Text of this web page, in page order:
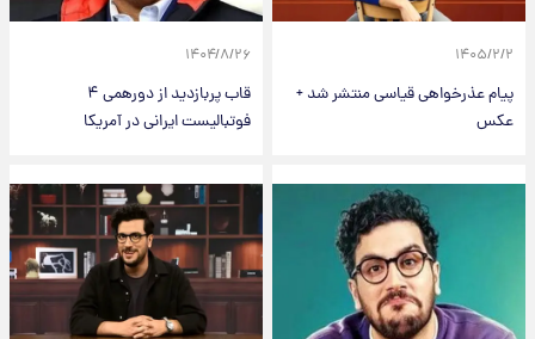
۱۴۰۵/۲/۲
پیام عذرخواهی قیاسی منتشر شد +
عکس
۱۴۰۴/۸/۲۶
قاب پربازدید از دورهمی ۴
فوتبالیست ایرانی در آمریکا